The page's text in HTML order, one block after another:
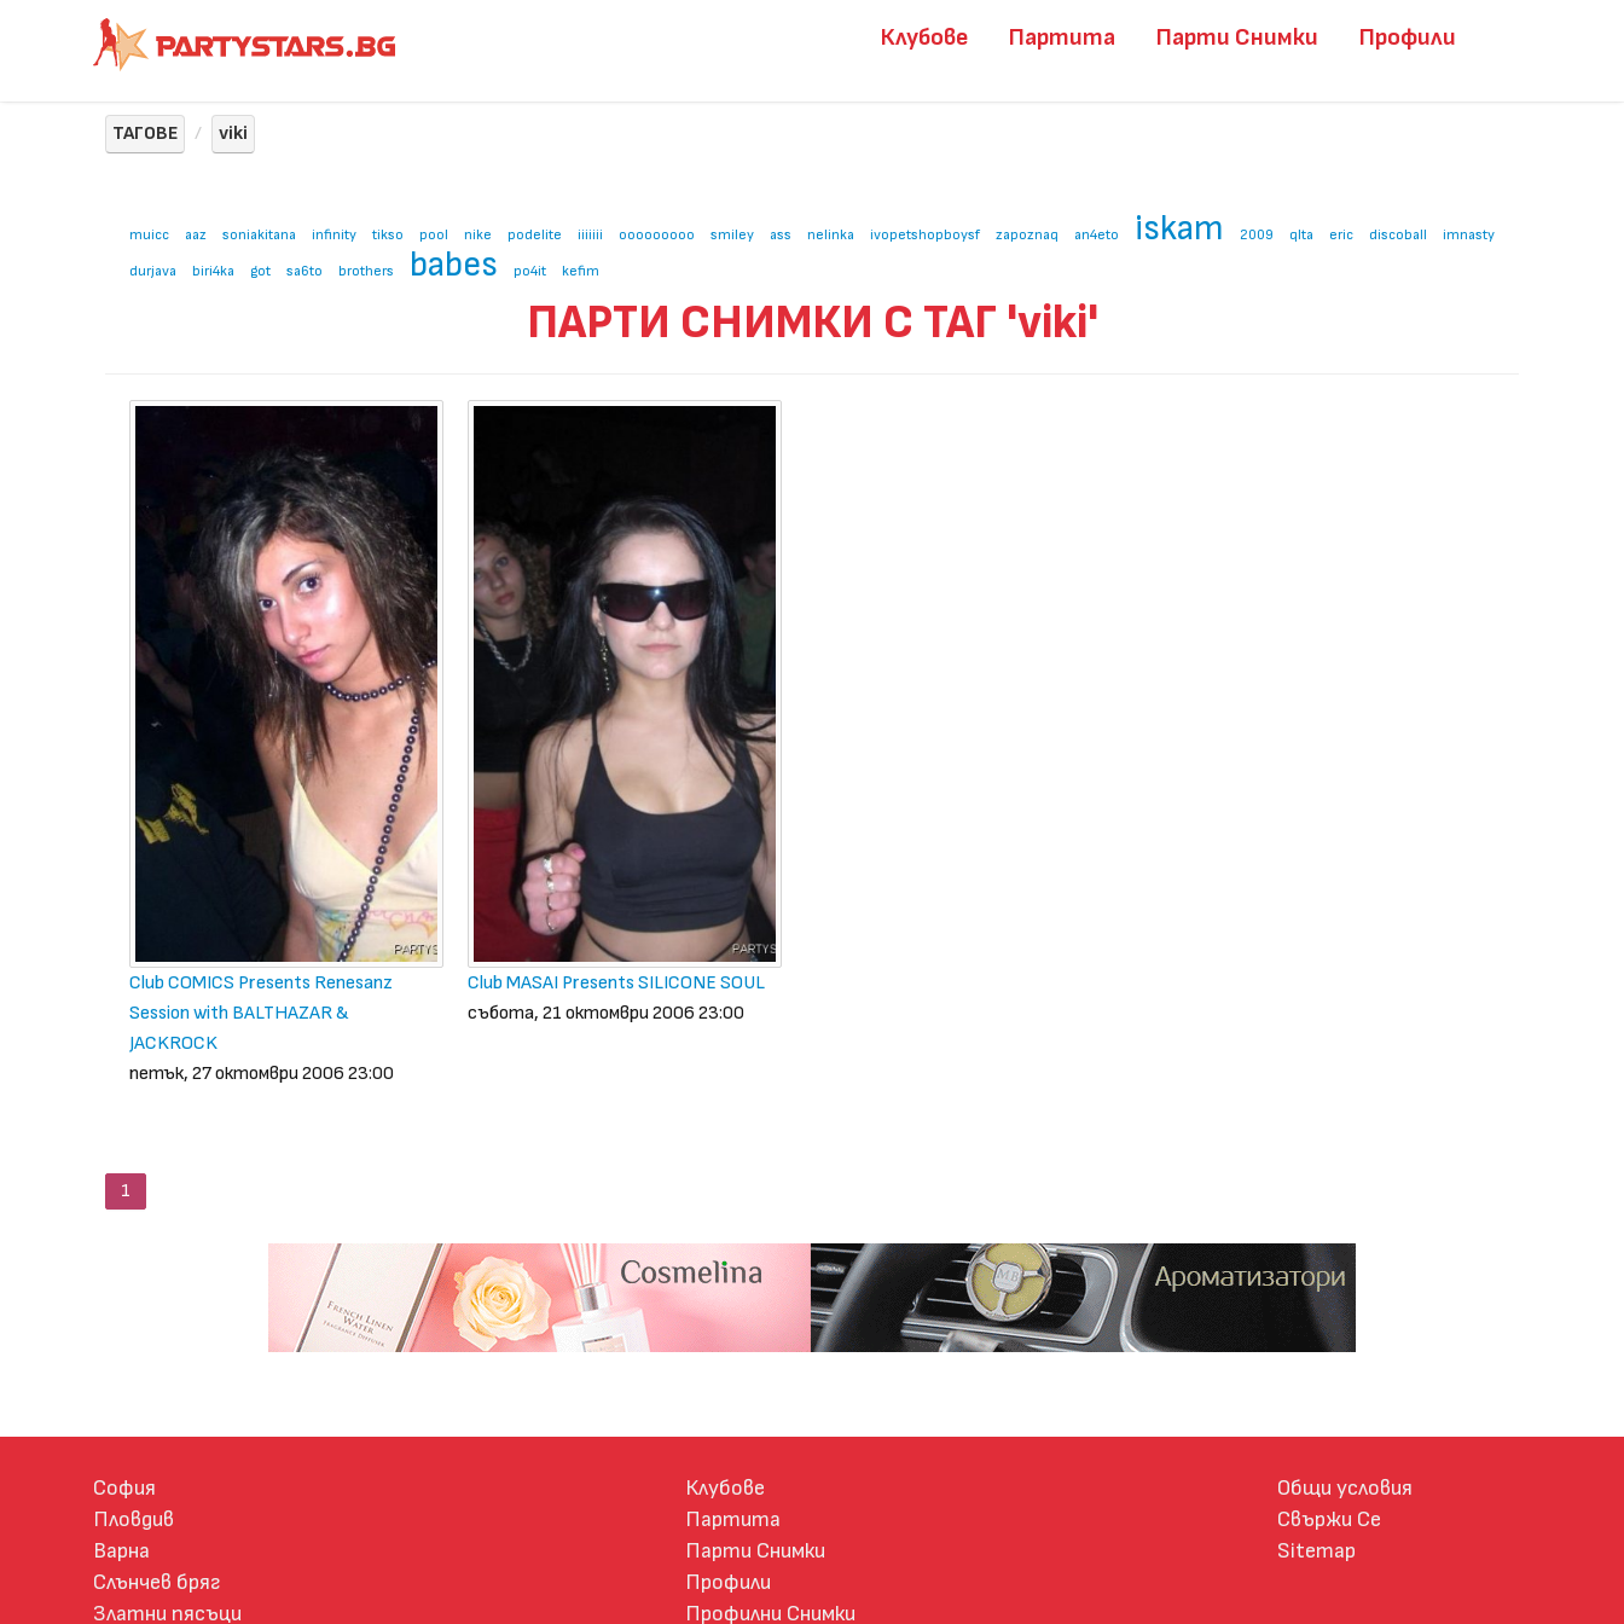
Клубове Партита Парти Снимки Профили
ТАГОВЕ viki
muicc aaz soniakitana infinity tikso pool nike podelite iiiiiii ooooooooo smiley ass nelinka ivopetshopboysf zapoznaq an4eto iskam 2009 qlta eric discoball
imnasty
durjava
biri4ka got sa6to brothers babes po4it kefim
ПАРТИ СНИМКИ С ТАГ 'viki'
Club COMICS Presents Renesanz
Session with BALTHAZAR &
JACKROCK
петък, 27 октомври 2006 23:00
Club MASAI Presents SILICONE SOUL
събота, 21 октомври 2006 23:00
1
София
Пловдив
Варна
Слънчев бряг
Златни пясъци
Клубове
Партита
Парти Снимки
Профили
Профилни Снимки
Общи условия
Свържи Се
Sitemap